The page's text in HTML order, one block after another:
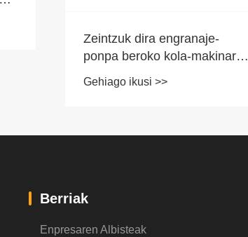
Zeintzuk dira engranaje-
ponpa beroko kola-makinaren
kola hotzaren makinaren
Gehiago ikusi >>
Berriak
Enpresaren Albisteak